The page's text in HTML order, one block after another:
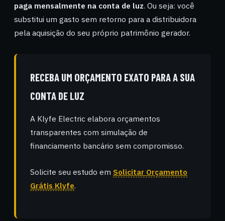
paga mensalmente na conta de luz. Ou seja: você
substitui um gasto sem retorno para a distribuidora
pela aquisição do seu próprio patrimônio gerador.
RECEBA UM ORÇAMENTO EXATO PARA A SUA
CONTA DE LUZ
A Klyfe Electric elabora orçamentos
transparentes com simulação de
financiamento bancário sem compromisso.
Solicite seu estudo em Solicitar Orçamento
Grátis Klyfe.